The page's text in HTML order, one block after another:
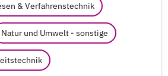
& Verfahrenstechnik
Natur und Umwelt - sonstige